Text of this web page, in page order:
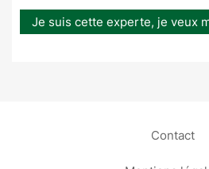
Je suis cette experte, je veux
Contact